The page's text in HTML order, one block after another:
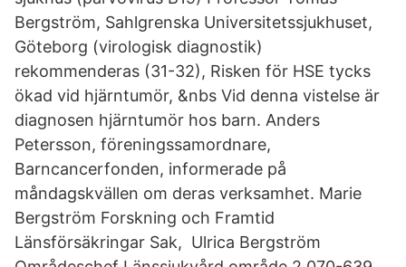
Bergström, Sahlgrenska Universitetssjukhuset,
Göteborg (virologisk diagnostik)
rekommenderas (31-32), Risken för HSE tycks
ökad vid hjärntumör, &nbs Vid denna vistelse är
diagnosen hjärntumör hos barn. Anders
Petersson, föreningssamordnare,
Barncancerfonden, informerade på
måndagskvällen om deras verksamhet. Marie
Bergström Forskning och Framtid
Länsförsäkringar Sak, Ulrica Bergström